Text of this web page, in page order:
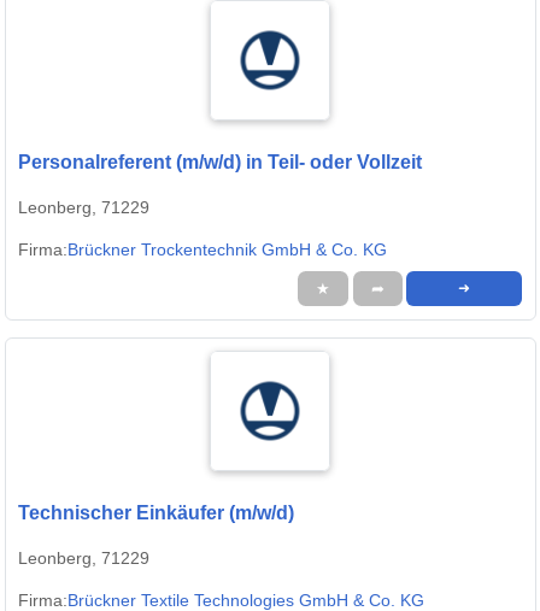
Personalreferent (m/w/d) in Teil- oder Vollzeit
Leonberg, 71229
Firma:Brückner Trockentechnik GmbH & Co. KG
★ ➦ ➜
Technischer Einkäufer (m/w/d)
Leonberg, 71229
Firma:Brückner Textile Technologies GmbH & Co. KG